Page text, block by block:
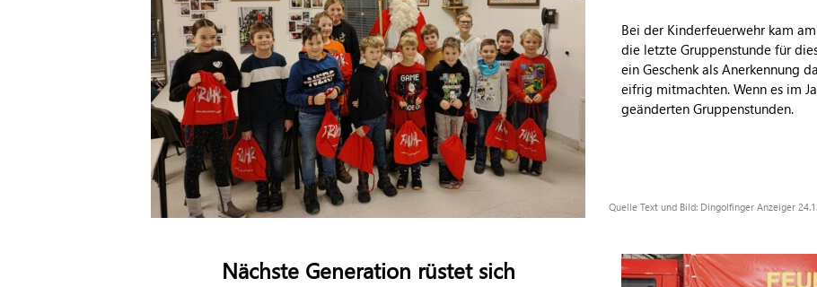
Bei der Kinderfeuerwehr kam
die letzte Gruppenstunde für
ein Geschenk als Anerkennung
eifrig mitmachten. Wenn es im
geänderten Gruppenstunden.
Quelle Text und Bild: Dingolfinger Anzeiger
Nächste Generation rüstet sich